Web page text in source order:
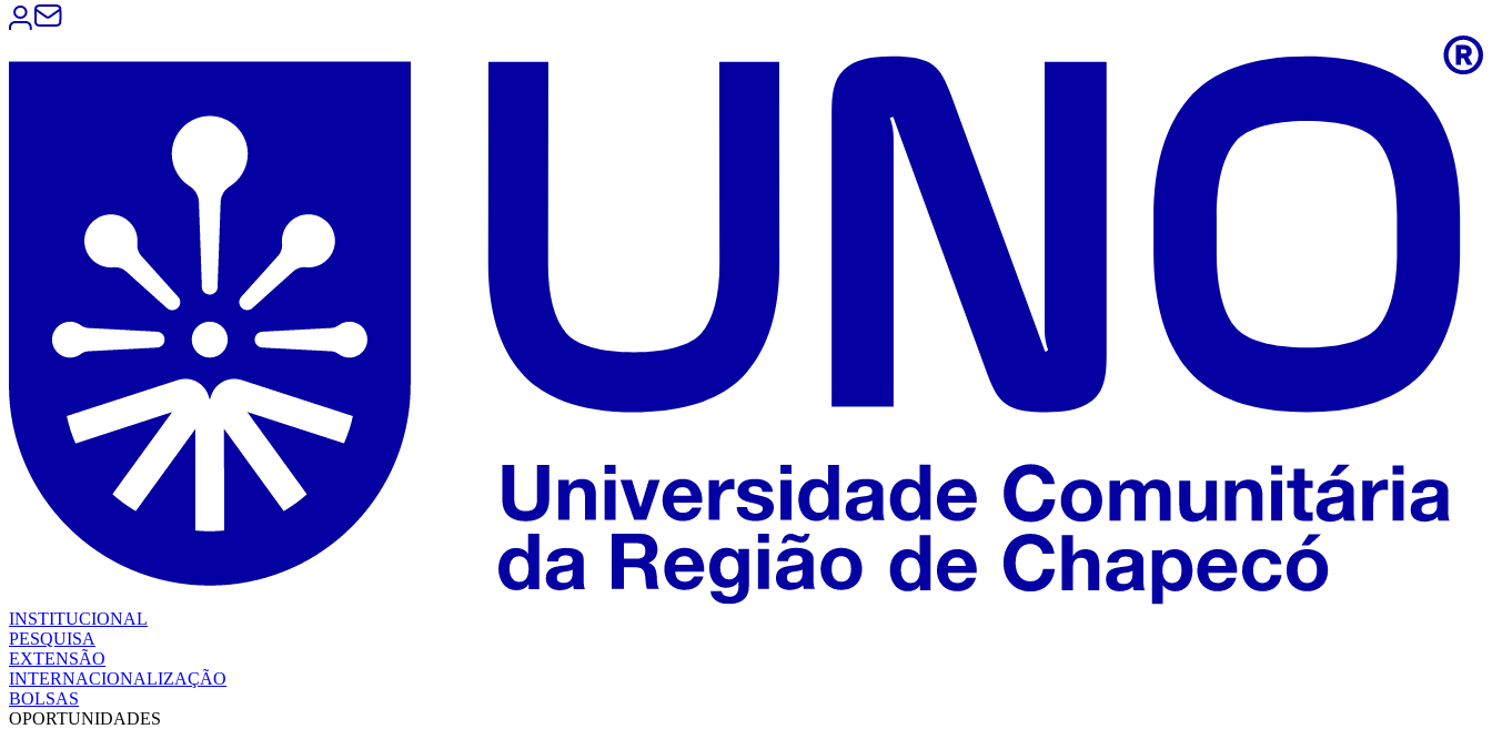
INSTITUCIONAL
PESQUISA
EXTENSÃO
INTERNACIONALIZAÇÃO
BOLSAS
OPORTUNIDADES